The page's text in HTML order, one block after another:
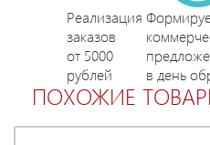
Реализация
заказов
от 5000
рублей
в день
ПОХОЖИЕ